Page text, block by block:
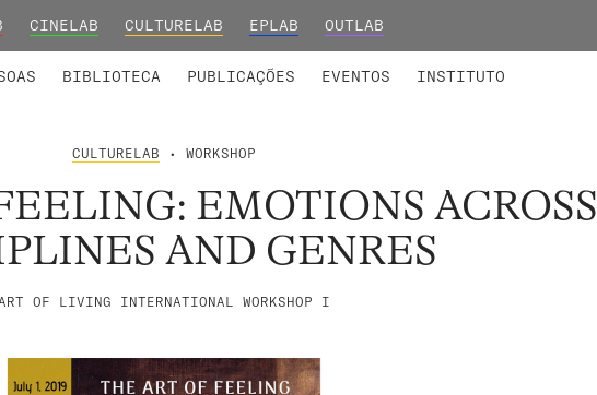
CINELAB CULTURELAB EPLAB OUTLAB
BIBLIOTECA PUBLICAÇÕES EVENTOS INSTITUTO
CULTURELAB • WORKSHOP
EMOTIONS ACROSS
AND GENRES
OF LIVING INTERNATIONAL WORKSHOP I